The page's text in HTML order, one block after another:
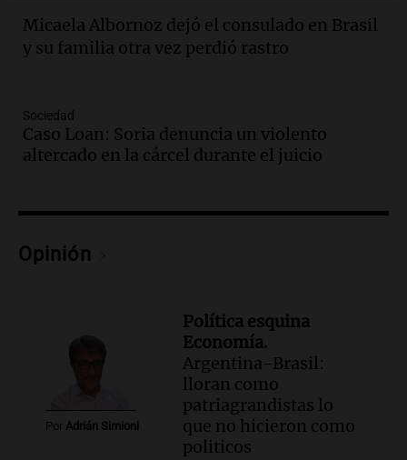
Móvil diseñado por su padre para la
visita de Juan Pablo II a Córdoba
Panorama Federal
diseñado por Renault en Córdoba: un
legado familiar y empresarial
Panorama Federal
Audio.El boom de los drones en el agro:
argentino
El recuerdo de la conmovedora
anécdota familiar de Jairo sobre la
vocación de servicio de Illia
Audio.Munir Bracco, sobre la visita del
papa León XIV: "Será una bocanada de
Micaela Albornoz dejó el consulado en Brasil
y su familia otra vez perdió rastro
Sociedad
Caso Loan: Soria denuncia un violento
altercado en la cárcel durante el juicio
Opinión
Por Adrián Simioni
Política esquina
Economía.
Argentina-Brasil:
lloran como
patriagrandistas lo
que no hicieron como
politicos